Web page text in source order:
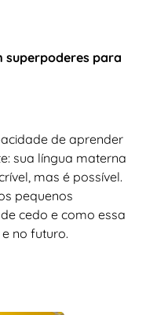
superpoderes para
de aprender
sua língua materna
mas é possível.
pequenos
cedo e como essa
no futuro.